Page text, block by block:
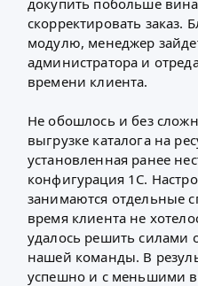
скорректировать заказ.
модулю, менеджер
администратора и
времени клиента.
Не обошлось и без
выгрузке каталога на
установленная ранее
конфигурация 1С.
занимаются отдельные
время клиента не
удалось решить силами
нашей команды. В
успешно и с меньшими